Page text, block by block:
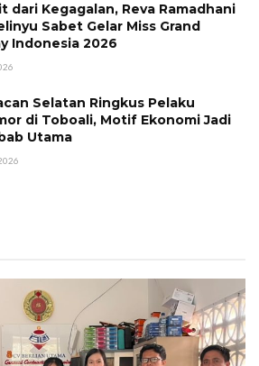
dari Kegagalan, Reva Ramadhani
Sabet Gelar Miss Grand
Indonesia 2026
Selatan Ringkus Pelaku
di Toboali, Motif Ekonomi Jadi
Utama